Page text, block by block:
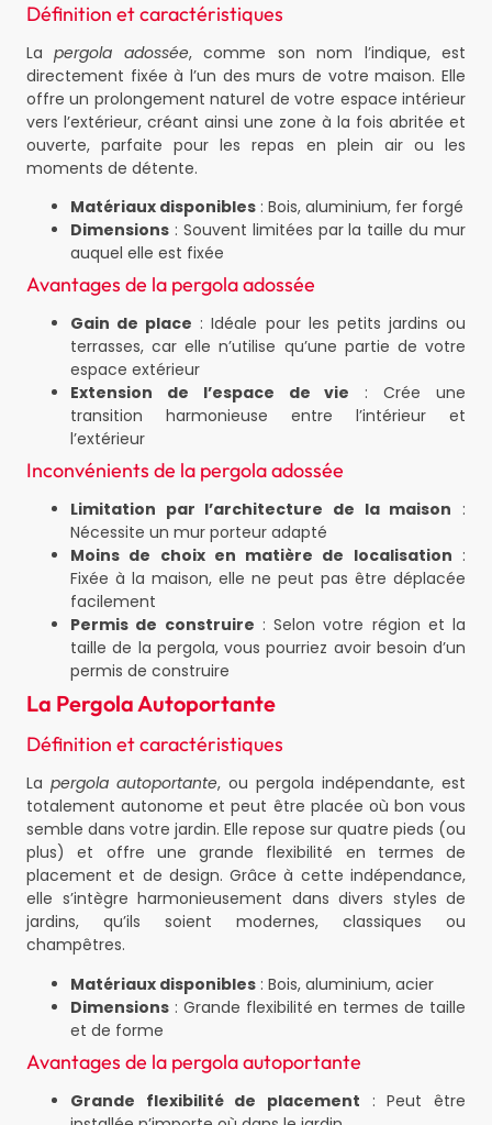
Définition et caractéristiques
Lapergola adossée, comme son nom l’indique, est
directement fixée à l’un des murs de votre maison. Elle
offre un prolongement naturel de votre espace intérieur
vers l’extérieur, créant ainsi une zone à la fois abritée et
ouverte, parfaite pour les repas en plein air ou les
moments de détente.
Matériaux disponibles : Bois, aluminium, fer forgé
Dimensions : Souvent limitées par la taille du mur
auquel elle est fixée
Avantages de la pergola adossée
Gain de place : Idéale pour les petits jardins ou
terrasses, car elle n’utilise qu’une partie de votre
espace extérieur
Extension de l’espace de vie : Crée une
transition harmonieuse entre l’intérieur et
l’extérieur
Inconvénients de la pergola adossée
Limitation par l’architecture de la maison :
Nécessite un mur porteur adapté
Moins de choix en matière de localisation :
Fixée à la maison, elle ne peut pas être déplacée
facilement
Permis de construire : Selon votre région et la
taille de la pergola, vous pourriez avoir besoin d’un
permis de construire
La Pergola Autoportante
Définition et caractéristiques
La pergola autoportante, ou pergola indépendante, est
totalement autonome et peut être placée où bon vous
semble dans votre jardin. Elle repose sur quatre pieds (ou
plus) et offre une grande flexibilité en termes de
placement et de design. Grâce à cette indépendance,
elle s’intègre harmonieusement dans divers styles de
jardins, qu’ils soient modernes, classiques ou
champêtres.
Matériaux disponibles : Bois, aluminium, acier
Dimensions : Grande flexibilité en termes de taille
et de forme
Avantages de la pergola autoportante
Grande flexibilité de placement : Peut être